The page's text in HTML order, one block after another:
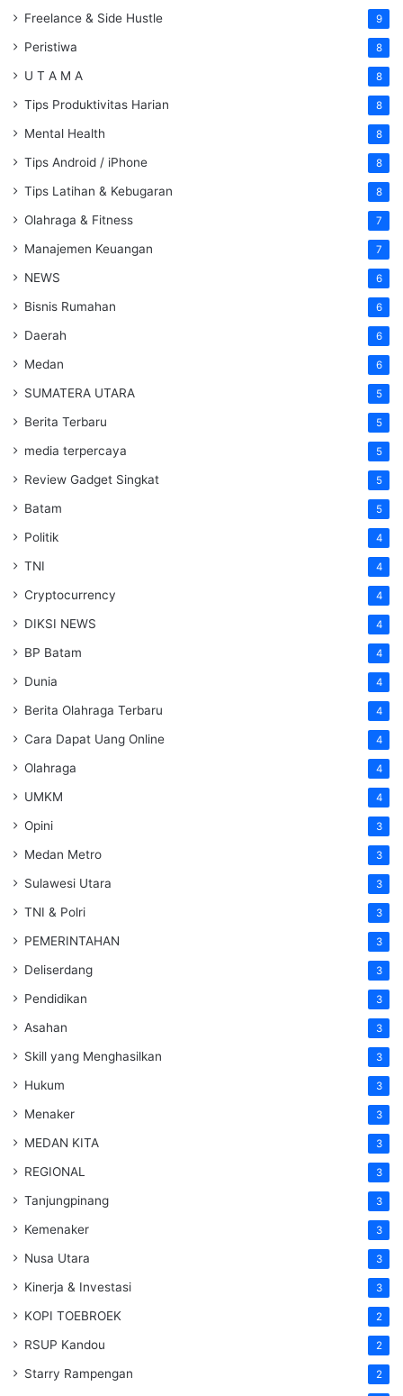
Freelance & Side Hustle 9
Peristiwa 8
U T A M A 8
Tips Produktivitas Harian 8
Mental Health 8
Tips Android / iPhone 8
Tips Latihan & Kebugaran 8
Olahraga & Fitness 7
Manajemen Keuangan 7
NEWS 6
Bisnis Rumahan 6
Daerah 6
Medan 6
SUMATERA UTARA 5
Berita Terbaru 5
media terpercaya 5
Review Gadget Singkat 5
Batam 5
Politik 4
TNI 4
Cryptocurrency 4
DIKSI NEWS 4
BP Batam 4
Dunia 4
Berita Olahraga Terbaru 4
Cara Dapat Uang Online 4
Olahraga 4
UMKM 4
Opini 3
Medan Metro 3
Sulawesi Utara 3
TNI & Polri 3
PEMERINTAHAN 3
Deliserdang 3
Pendidikan 3
Asahan 3
Skill yang Menghasilkan 3
Hukum 3
Menaker 3
MEDAN KITA 3
REGIONAL 3
Tanjungpinang 3
Kemenaker 3
Nusa Utara 3
Kinerja & Investasi 3
KOPI TOEBROEK 2
RSUP Kandou 2
Starry Rampengan 2